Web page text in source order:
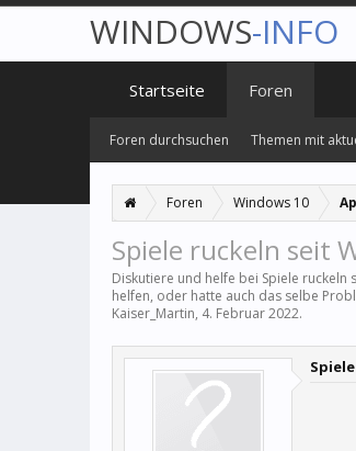
Foren Windows 10
Spiele ruckeln seit
Diskutiere und helfe bei Spiele ruckeln
helfen, oder hatte auch das selbe
Kaiser_Martin, 4. Februar 2022.
WINDOWS-INFO
Startseite Foren
Foren durchsuchen Themen mit